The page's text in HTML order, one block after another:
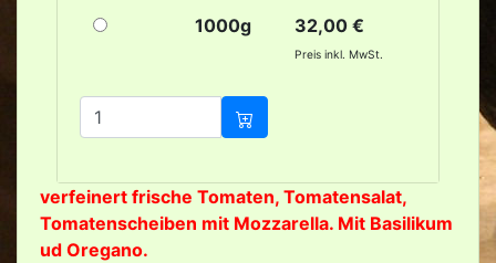
1000g 32,00 €
Preis inkl. MwSt.
verfeinert frische Tomaten, Tomatensalat,
Tomatenscheiben mit Mozzarella. Mit Basilikum
ud Oregano.